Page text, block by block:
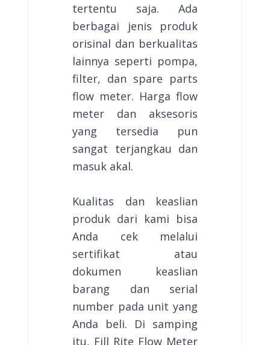
tertentu saja. Ada
berbagai jenis produk
orisinal dan berkualitas
lainnya seperti pompa,
filter, dan spare parts
flow meter. Harga flow
meter dan aksesoris
yang tersedia pun
sangat terjangkau dan
masuk akal.
Kualitas dan keaslian
produk dari kami bisa
Anda cek melalui
sertifikat atau
dokumen keaslian
barang dan serial
number pada unit yang
Anda beli. Di samping
itu, Fill Rite Flow Meter